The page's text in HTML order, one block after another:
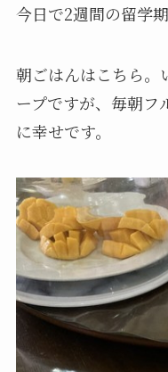
今日で2週間の留学
朝ごはんはこちら。
ープですが、毎朝フ
に幸せです。